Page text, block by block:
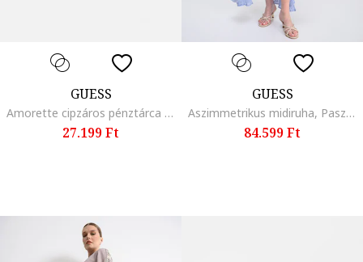
GUESS
Amorette cipzáros pénztárca csuklópánttal, Sötétbézs
27.199 Ft
GUESS
Aszimmetrikus midiruha, Pasztellkék
84.599 Ft